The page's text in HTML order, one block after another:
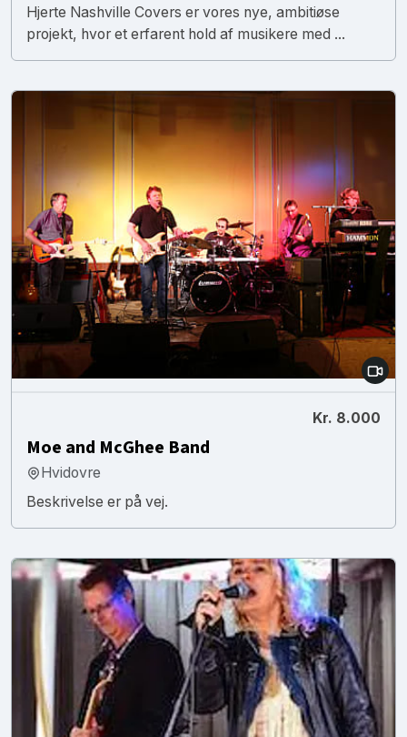
Hjerte Nashville Covers er vores nye, ambitiøse
projekt, hvor et erfarent hold af musikere med ...
Kr. 8.000
Moe and McGhee Band
Hvidovre
Beskrivelse er på vej.